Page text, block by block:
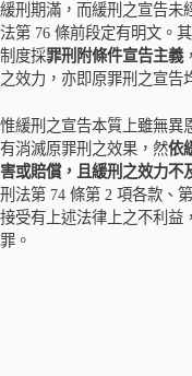
緩刑期滿，而緩刑之宣告未
法第 76 條前段定有明文。
制度採罪刑附條件宣告主義
之效力，亦即原罪刑之宣告
惟緩刑之宣告本質上雖無異
有消滅原罪刑之效果，然依
害或賠償，且緩刑之效力不
刑法第 74 條第 2 項各款、
接受有上述法律上之不利益
罪。